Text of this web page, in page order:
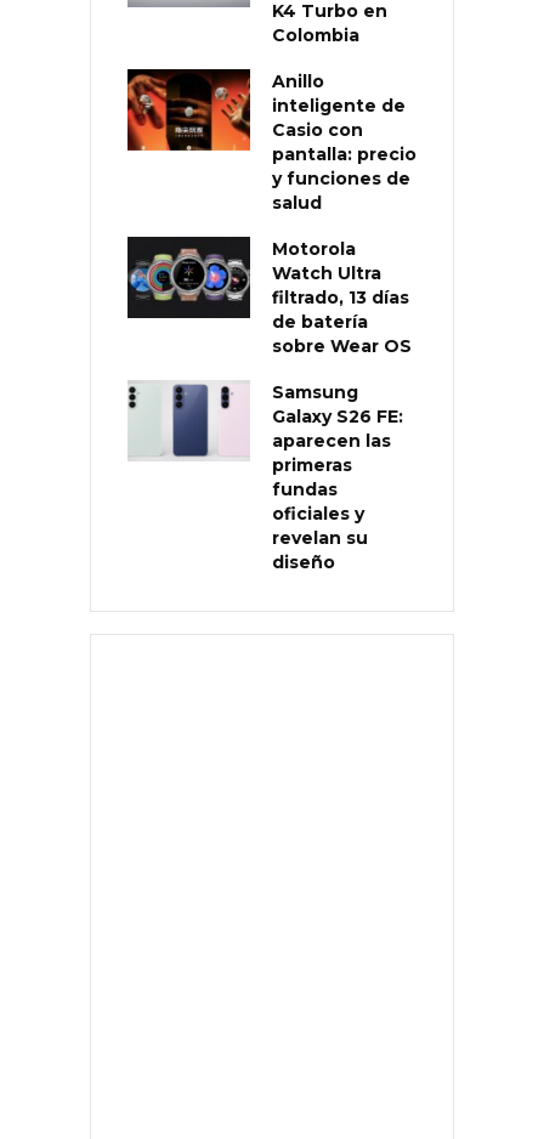
K4 Turbo en
Colombia
Anillo
inteligente de
Casio con
pantalla: precio
y funciones de
salud
Motorola
Watch Ultra
filtrado, 13 días
de batería
sobre Wear OS
Samsung
Galaxy S26 FE:
aparecen las
primeras
fundas
oficiales y
revelan su
diseño